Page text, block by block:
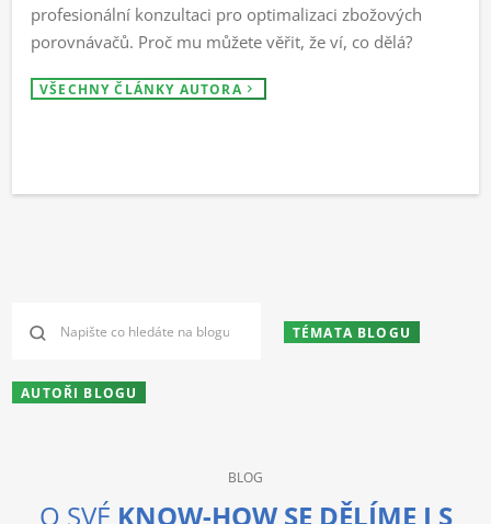
profesionální konzultaci pro optimalizaci zbožových
porovnávačů. Proč mu můžete věřit, že ví, co dělá?
VŠECHNY ČLÁNKY AUTORA
TÉMATA BLOGU
AUTOŘI BLOGU
BLOG
O SVÉ KNOW-HOW SE DĚLÍME I S